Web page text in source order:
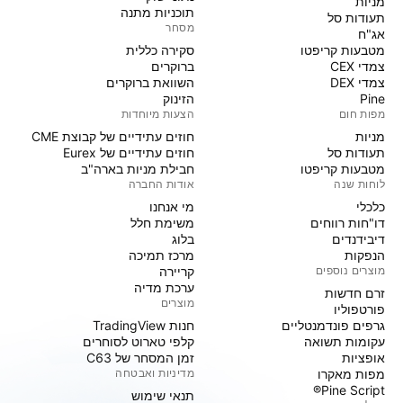
ביקוש תעשייתי חסר תקדים, רוח גבית גיאופוליטית ותמונה
טכנית שורית יוצר הזדמנות השקעה נדירה בשוק הכסף. אנו
קוראים למשקיעים לפעול באופן נחרץ כדי למנף את התנאים
הייחודיים הללו.המלצתנו אינה טקטית אלא אסטרטגית. כל
נסיגה במחיר לאזור התמיכה ( $70-$ 75) אינה סימן
לחולשה, אלא הזדמנות נדירה להגדיל חשיפה לנכס הנמצא
בתחילתו של שוק שורי מבני ארוך טווח. אנו ממליצים על
צבירת כסף פיזי או מכשירים פיננסיים מגובים בכסף (כמו
ETFs פיזיים) בכל ירידת מחיר.כאסטרטגיה חלופית או
משלימה, ניתן להשיג חשיפה דרך מניות כריית כסף איכותיות,
המציעות מינוף תפעולי לעליית מחיר המתכת. חברות בולטות
Wheaton Precious Metals (WPM) , הערוכות להרוויח
באופן ישיר מהתייקרות הכסף.בסביבה המוגדרת על ידי
גירעונות מבניים ופיצול גיאופוליטי, כסף אינו רק אופציית
השקעה; הוא הכרח אסטרטגי. הא-סימטריה בין מחירו הנוכחי
לערכו היסודי מייצגת את הזדמנות ההשקעה המוסדית
המשכנעת ביותר של שנת 2026.
תעודות סל
אג"ח
מטבעות קריפטו
צמדי CEX
צמדי DEX
Pine
מפות חום
מניות‏
תעודות סל
מטבעות קריפטו
לוחות שנה
כלכלי
דו"חות רווחים
דיבידנדים
הנפקות
מוצרים נוספים
זרם חדשות
פורטפוליו
גרפים פונדמנטליים
עקומות תשואה
אופציות
מפות מאקרו
Pine Script®
תוכניות מתנה
מסחר
סקירה כללית
ברוקרים
השוואת ברוקרים
הזינוק
הצעות מיוחדות
חוזים עתידיים של קבוצת CME
חוזים עתידיים של Eurex
חבילת מניות בארה"ב
אודות החברה
מי אנחנו
משימת חלל
בלוג
מרכז תמיכה
קריירה
ערכת מדיה
מוצרים
חנות TradingView
קלפי טארוט לסוחרים
זמן המסחר של C63
מדיניות ואבטחה
תנאי שימוש